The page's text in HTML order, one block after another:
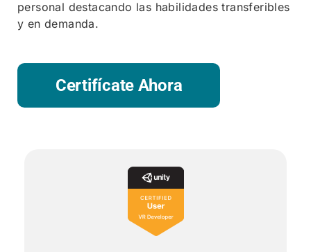
personal destacando las habilidades transferibles
y en demanda.
Certifícate Ahora